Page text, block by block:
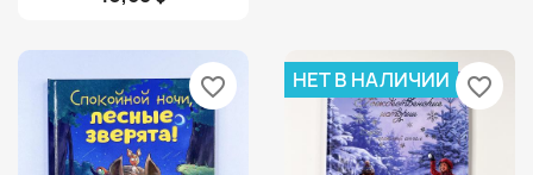
favorite_border НЕТ В НАЛИЧИИ favorite_border